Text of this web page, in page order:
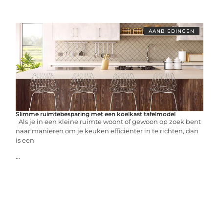
AANBIEDINGEN
Slimme ruimtebesparing met een koelkast tafelmodel
Als je in een kleine ruimte woont of gewoon op zoek bent
naar manieren om je keuken efficiënter in te richten, dan
is een
...